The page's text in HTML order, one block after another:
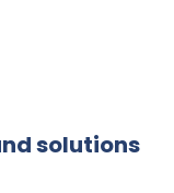
solutions